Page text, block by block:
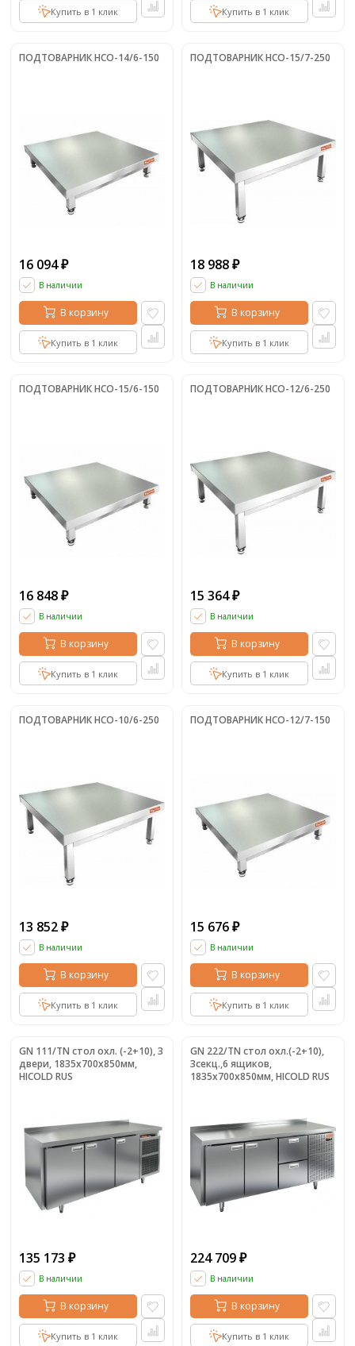
Купить в 1 клик Купить в 1 клик
ПОДТОВАРНИК НСО-14/6-150
16 094 ₽
В наличии
В корзину
Купить в 1 клик
ПОДТОВАРНИК НСО-15/7-250
18 988 ₽
В наличии
В корзину
Купить в 1 клик
ПОДТОВАРНИК НСО-15/6-150
16 848 ₽
В наличии
В корзину
Купить в 1 клик
ПОДТОВАРНИК НСО-12/6-250
15 364 ₽
В наличии
В корзину
Купить в 1 клик
ПОДТОВАРНИК НСО-10/6-250
13 852 ₽
В наличии
В корзину
Купить в 1 клик
ПОДТОВАРНИК НСО-12/7-150
15 676 ₽
В наличии
В корзину
Купить в 1 клик
GN 111/TN стол охл. (-2+10), 3
двери, 1835х700х850мм,
HICOLD RUS
135 173 ₽
В наличии
В корзину
Купить в 1 клик
GN 222/TN стол охл.(-2+10),
3секц.,6 ящиков,
1835х700х850мм, HICOLD RUS
224 709 ₽
В наличии
В корзину
Купить в 1 клик